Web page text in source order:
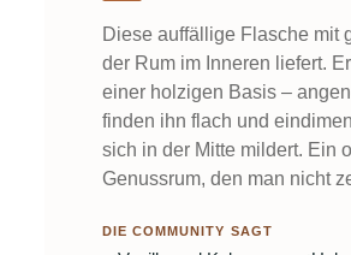
Diese auffällige Flasche mit
der Rum im Inneren liefert.
einer holzigen Basis –
finden ihn flach und
sich in der Mitte mildert. Ein
Genussrum, den man nicht
DIE COMMUNITY SAGT